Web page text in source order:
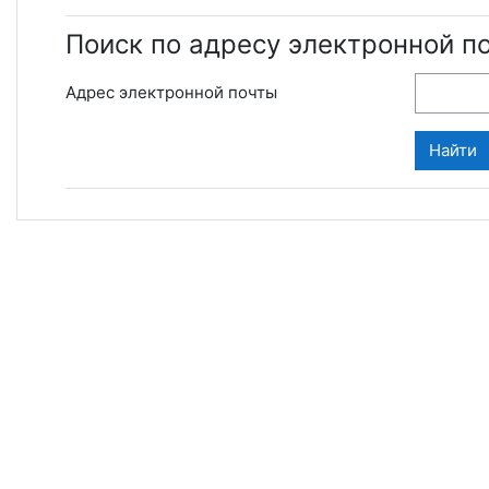
Поиск по адресу электронной
Адрес электронной почты